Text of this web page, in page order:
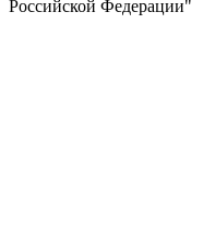
Российской Федерации"